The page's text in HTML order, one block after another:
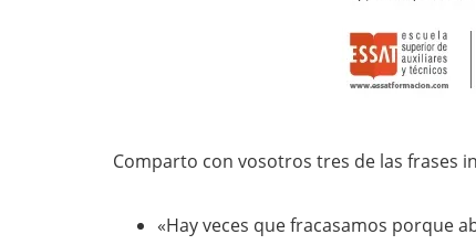
Comparto con vosotros tres de las frases
«Hay veces que fracasamos porque